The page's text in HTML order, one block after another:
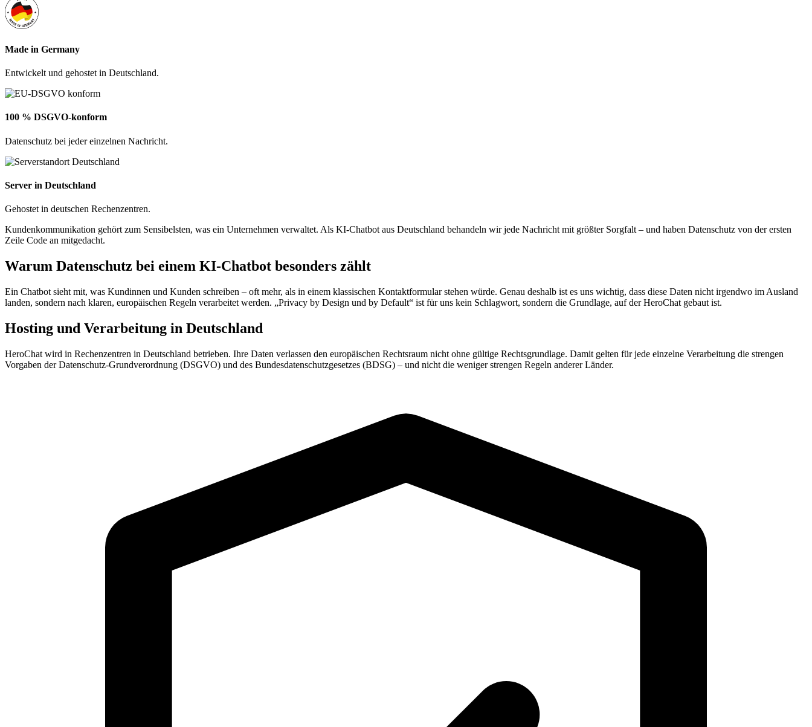
Made in Germany
Entwickelt und gehostet in Deutschland.
100 % DSGVO-konform
Datenschutz bei jeder einzelnen Nachricht.
Server in Deutschland
Gehostet in deutschen Rechenzentren.
Kundenkommunikation gehört zum Sensibelsten, was ein Unternehmen verwaltet. Als KI-Chatbot aus Deutschland behandeln wir jede Nachricht mit größter Sorgfalt – und haben Datenschutz von der ersten
Zeile Code an mitgedacht.
Warum Datenschutz bei einem KI-Chatbot besonders zählt
Ein Chatbot sieht mit, was Kundinnen und Kunden schreiben – oft mehr, als in einem klassischen Kontaktformular stehen würde. Genau deshalb ist es uns wichtig, dass diese Daten nicht irgendwo im Ausland
landen, sondern nach klaren, europäischen Regeln verarbeitet werden. „Privacy by Design und by Default“ ist für uns kein Schlagwort, sondern die Grundlage, auf der HeroChat gebaut ist.
Hosting und Verarbeitung in Deutschland
HeroChat wird in Rechenzentren in Deutschland betrieben. Ihre Daten verlassen den europäischen Rechtsraum nicht ohne gültige Rechtsgrundlage. Damit gelten für jede einzelne Verarbeitung die strengen
Vorgaben der Datenschutz-Grundverordnung (DSGVO) und des Bundesdatenschutzgesetzes (BDSG) – und nicht die weniger strengen Regeln anderer Länder.